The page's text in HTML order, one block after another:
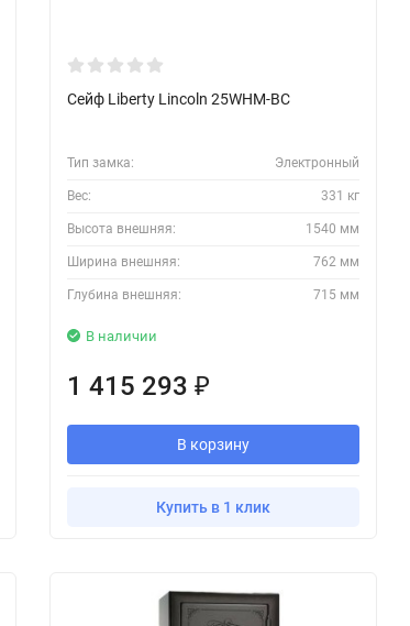
Сейф Liberty Lincoln 25WHM-BC
Тип замка: Электронный
Вес: 331 кг
Высота внешняя: 1540 мм
Ширина внешняя: 762 мм
Глубина внешняя: 715 мм
В наличии
1 415 293 ₽
В корзину
Купить в 1 клик